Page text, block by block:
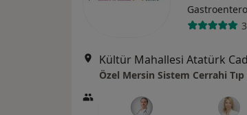
Özel Mersin Sistem Cerrahi